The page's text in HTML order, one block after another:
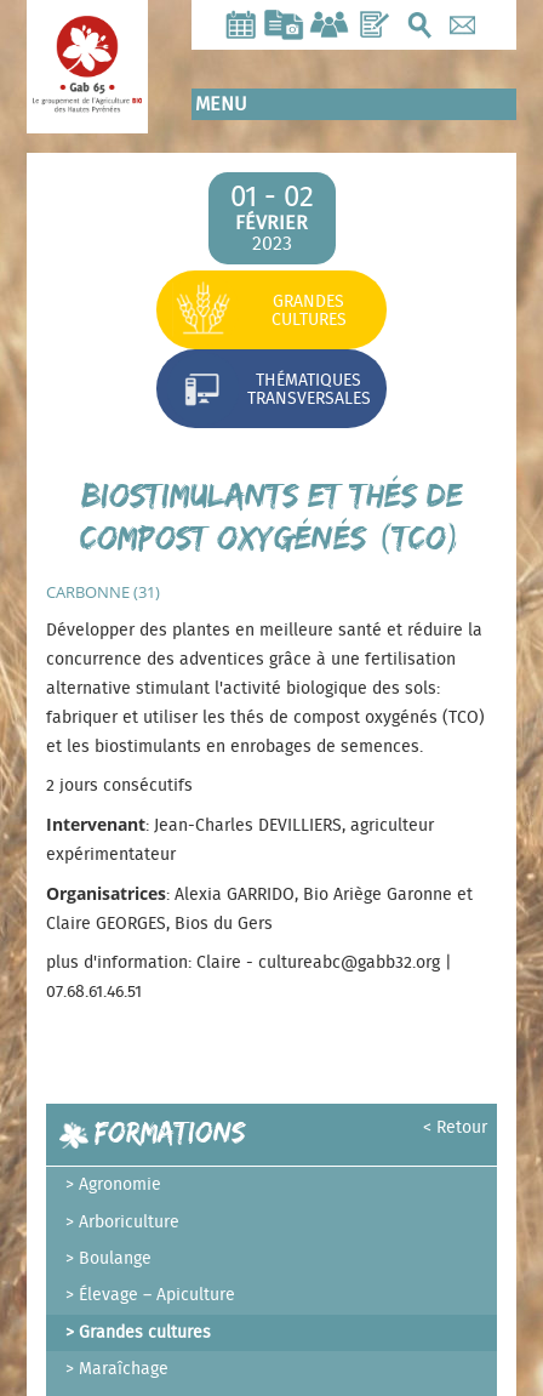
contenu
principal
MENU
01 - 02
FÉVRIER
2023
GRANDES
CULTURES
THÉMATIQUES
TRANSVERSALES
Biostimulants et thés de
compost oxygénés (TCO)
CARBONNE (31)
Développer des plantes en meilleure santé et réduire la
concurrence des adventices grâce à une fertilisation
alternative stimulant l'activité biologique des sols:
fabriquer et utiliser les thés de compost oxygénés (TCO)
et les biostimulants en enrobages de semences.
2 jours consécutifs
Intervenant: Jean-Charles DEVILLIERS, agriculteur
expérimentateur
Organisatrices: Alexia GARRIDO, Bio Ariège Garonne et
Claire GEORGES, Bios du Gers
plus d'information: Claire - cultureabc@gabb32.org |
07.68.61.46.51
< Retour
Formations
Agronomie
Arboriculture
Boulange
Élevage – Apiculture
Grandes cultures
Maraîchage